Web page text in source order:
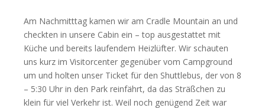
Am Nachmitttag kamen wir am Cradle Mountain an und
checkten in unsere Cabin ein – top ausgestattet mit
Küche und bereits laufendem Heizlüfter. Wir schauten
uns kurz im Visitorcenter gegenüber vom Campground
um und holten unser Ticket für den Shuttlebus, der von 8
– 5:30 Uhr in den Park reinfährt, da das Sträßchen zu
klein für viel Verkehr ist. Weil noch genügend Zeit war